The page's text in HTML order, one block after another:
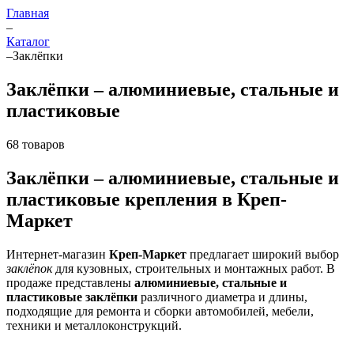
Главная
–
Каталог
–Заклёпки
Заклёпки – алюминиевые, стальные и
пластиковые
68 товаров
Заклёпки – алюминиевые, стальные и
пластиковые крепления в Креп-
Маркет
Интернет-магазин Креп-Маркет предлагает широкий выбор
заклёпокдля кузовных, строительных и монтажных работ. В
продаже представлены алюминиевые, стальные и
пластиковые заклёпки различного диаметра и длины,
подходящие для ремонта и сборки автомобилей, мебели,
техники и металлоконструкций.